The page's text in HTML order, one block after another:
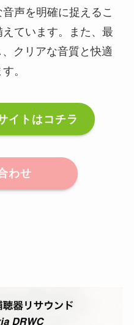
声を明確に捉えるこ
ています。また、最
クリアな音質と快適
。
イトはコチラ
わせ